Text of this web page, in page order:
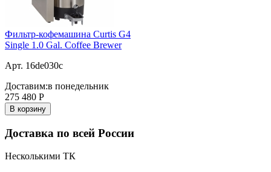
Фильтр-кофемашина Curtis G4
Single 1.0 Gal. Coffee Brewer
Арт. 16de030c
Доставим:в понедельник
275 480 Р
В корзину
Доставка по всей России
Несколькими ТК